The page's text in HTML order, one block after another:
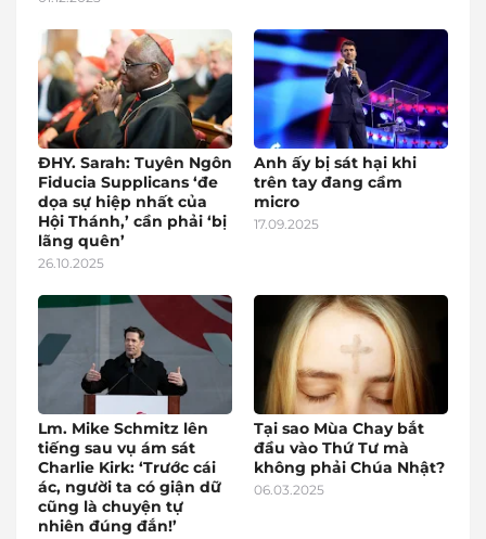
ĐHY. Sarah: Tuyên Ngôn
Fiducia Supplicans ‘đe
dọa sự hiệp nhất của
Hội Thánh,’ cần phải ‘bị
lãng quên’
26.10.2025
Anh ấy bị sát hại khi
trên tay đang cầm
micro
17.09.2025
Lm. Mike Schmitz lên
tiếng sau vụ ám sát
Charlie Kirk: ‘Trước cái
ác, người ta có giận dữ
cũng là chuyện tự
nhiên đúng đắn!’
Tại sao Mùa Chay bắt
đầu vào Thứ Tư mà
không phải Chúa Nhật?
06.03.2025